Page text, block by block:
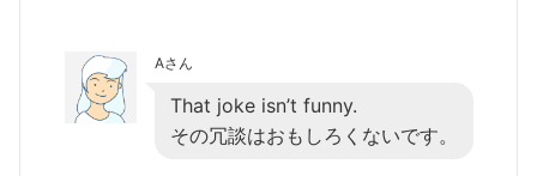
Aさん
That joke isn’t funny.
その冗談はおもしろくないです。